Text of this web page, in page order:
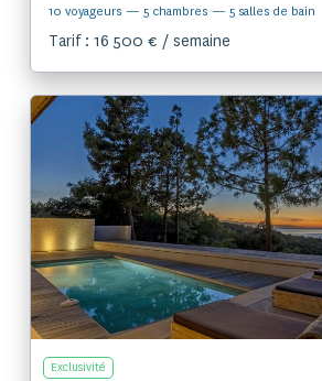
10 voyageurs — 5 chambres — 5 salles de bain
Tarif : 16 500 € / semaine
Voir le bien
Exclusivité